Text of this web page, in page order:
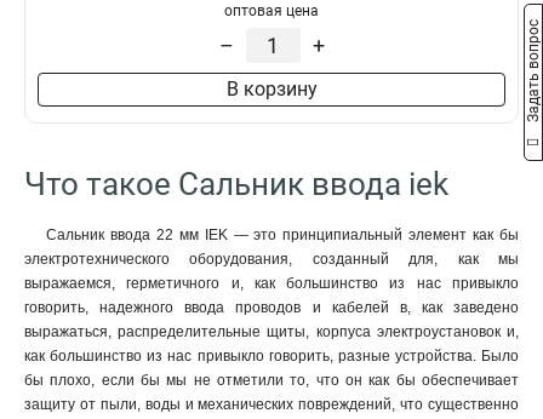
оптовая цена
– +
В корзину
Что такое Сальник ввода iek
Сальник ввода 22 мм IEK — это принципиальный элемент как бы
электротехнического оборудования, созданный для, как мы
выражаемся, герметичного и, как большинство из нас привыкло
говорить, надежного ввода проводов и кабелей в, как заведено
выражаться, распределительные щиты, корпуса электроустановок и,
как большинство из нас привыкло говорить, разные устройства. Было
бы плохо, если бы мы не отметили то, что он как бы обеспечивает
защиту от пыли, воды и механических повреждений, что существенно
Задать вопрос